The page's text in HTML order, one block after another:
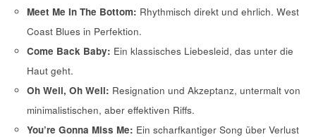
Meet Me In The Bottom: Rhythmisch direkt und ehrlich. West
Coast Blues in Perfektion.
Come Back Baby: Ein klassisches Liebesleid, das unter die
Haut geht.
Oh Well, Oh Well: Resignation und Akzeptanz, untermalt von
minimalistischen, aber effektiven Riffs.
You’re Gonna Miss Me: Ein scharfkantiger Song über Verlust